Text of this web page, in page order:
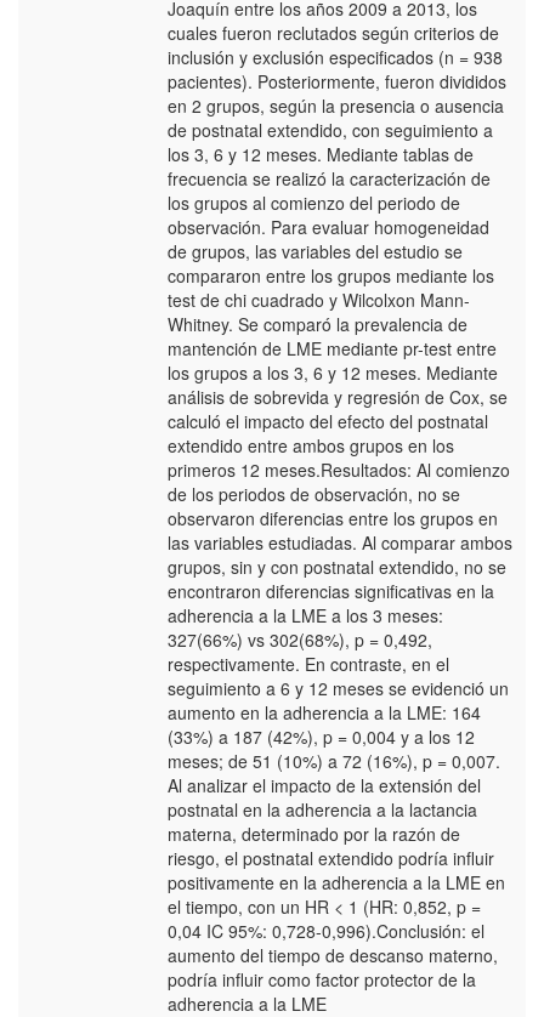
Joaquín entre los años 2009 a 2013, los
cuales fueron reclutados según criterios de
inclusión y exclusión especificados (n = 938
pacientes). Posteriormente, fueron divididos
en 2 grupos, según la presencia o ausencia
de postnatal extendido, con seguimiento a
los 3, 6 y 12 meses. Mediante tablas de
frecuencia se realizó la caracterización de
los grupos al comienzo del periodo de
observación. Para evaluar homogeneidad
de grupos, las variables del estudio se
compararon entre los grupos mediante los
test de chi cuadrado y Wilcolxon Mann-
Whitney. Se comparó la prevalencia de
mantención de LME mediante pr-test entre
los grupos a los 3, 6 y 12 meses. Mediante
análisis de sobrevida y regresión de Cox, se
calculó el impacto del efecto del postnatal
extendido entre ambos grupos en los
primeros 12 meses.Resultados: Al comienzo
de los periodos de observación, no se
observaron diferencias entre los grupos en
las variables estudiadas. Al comparar ambos
grupos, sin y con postnatal extendido, no se
encontraron diferencias significativas en la
adherencia a la LME a los 3 meses:
327(66%) vs 302(68%), p = 0,492,
respectivamente. En contraste, en el
seguimiento a 6 y 12 meses se evidenció un
aumento en la adherencia a la LME: 164
(33%) a 187 (42%), p = 0,004 y a los 12
meses; de 51 (10%) a 72 (16%), p = 0,007.
Al analizar el impacto de la extensión del
postnatal en la adherencia a la lactancia
materna, determinado por la razón de
riesgo, el postnatal extendido podría influir
positivamente en la adherencia a la LME en
el tiempo, con un HR < 1 (HR: 0,852, p =
0,04 IC 95%: 0,728-0,996).Conclusión: el
aumento del tiempo de descanso materno,
podría influir como factor protector de la
adherencia a la LME